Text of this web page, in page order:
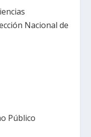
Nacional de
Público